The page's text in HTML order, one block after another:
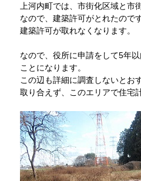
上河内町では、市街化区域と市
なので、建築許可がとれたので
建築許可が取れなくなります。
なので、役所に申請をして5年
ことになります。
この辺も詳細に調査しないとお
取り合えず、このエリアで住宅